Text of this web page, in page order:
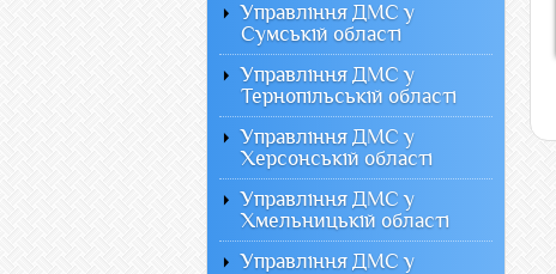
Управління ДМС у
Сумській області
Управління ДМС у
Тернопільській області
Управління ДМС у
Херсонській області
Управління ДМС у
Хмельницькій області
Управління ДМС у